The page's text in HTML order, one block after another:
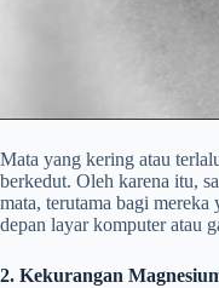
Mata yang kering atau
berkedut. Oleh karena itu,
mata, terutama bagi
depan layar komputer atau
2. Kekurangan